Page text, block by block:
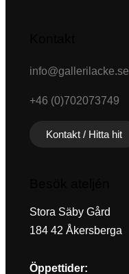
info@gallerilacke.se
+46 (0)702073749
Kontakt / Hitta hit
Stora Säby Gård
184 42 Åkersberga
Öppettider: